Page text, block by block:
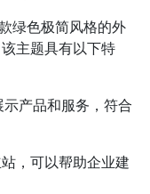
绿色极简风格的外
主题具有以下特
产品和服务，符合
，可以帮助企业建